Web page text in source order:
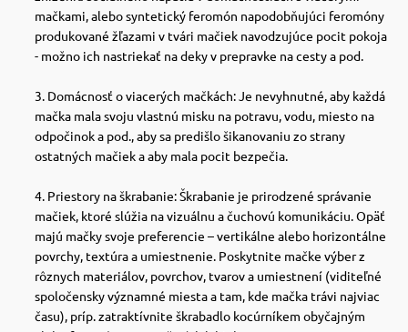
mačkami, alebo syntetický feromón napodobňujúci feromóny
produkované žľazami v tvári mačiek navodzujúce pocit pokoja
- možno ich nastriekať na deky v prepravke na cesty a pod.
Domácnosť o viacerých mačkách: Je nevyhnutné, aby každá
mačka mala svoju vlastnú misku na potravu, vodu, miesto na
odpočinok a pod., aby sa predišlo šikanovaniu zo strany
ostatných mačiek a aby mala pocit bezpečia.
Priestory na škrabanie: Škrabanie je prirodzené správanie
mačiek, ktoré slúžia na vizuálnu a čuchovú komunikáciu.Opäť
majú mačky svoje preferencie – vertikálne alebo horizontálne
povrchy, textúra a umiestnenie. Poskytnite mačke výber z
rôznych materiálov, povrchov, tvarov a umiestnení (viditeľné
spoločensky významné miesta a tam, kde mačka trávi najviac
času), príp. zatraktívnite škrabadlo kocúrníkem obyčajným